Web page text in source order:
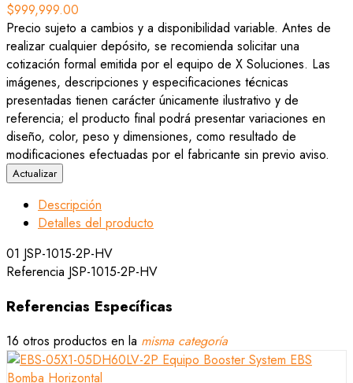
$999,999.00
Precio sujeto a cambios y a disponibilidad variable. Antes de
realizar cualquier depósito, se recomienda solicitar una
cotización formal emitida por el equipo de X Soluciones. Las
imágenes, descripciones y especificaciones técnicas
presentadas tienen carácter únicamente ilustrativo y de
referencia; el producto final podrá presentar variaciones en
diseño, color, peso y dimensiones, como resultado de
modificaciones efectuadas por el fabricante sin previo aviso.
Descripción
Detalles del producto
01 JSP-1015-2P-HV
Referencia JSP-1015-2P-HV
Referencias Específicas
16 otros productos en la misma categoría